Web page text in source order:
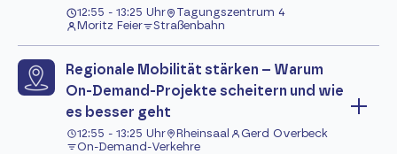
12:55 - 13:25 Uhr
Tagungszentrum 4
Moritz Feier
Straßenbahn
Regionale Mobilität stärken – Warum
On-Demand-Projekte scheitern und wie
es besser geht
12:55 - 13:25 Uhr Rheinsaal
Gerd Overbeck
On-Demand-Verkehre